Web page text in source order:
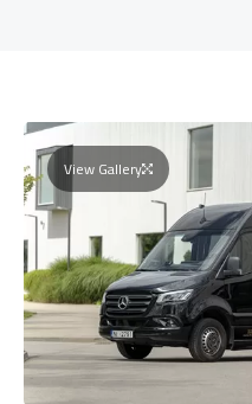
View Gallery